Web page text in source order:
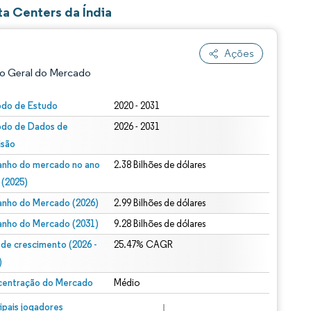
Centers da Índia
Ações
Geral do Mercado
de Estudo 2020 - 2031
de Dados de
2026 - 2031
do mercado no ano
2.38 Bilhões de dólares
do Mercado (2026) 2.99 Bilhões de dólares
do Mercado (2031) 9.28 Bilhões de dólares
de crescimento (2026 -
25.47% CAGR
do Mercado Médio
jogadores
© Mordor Intelligence. O reuso requer atribuição conforme CC BY 4.0.
conforme CC BY 4.0.